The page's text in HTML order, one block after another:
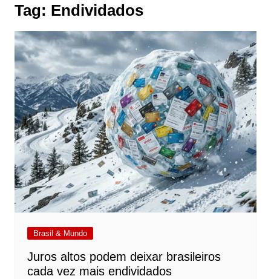
Tag: Endividados
Brasil & Mundo
Juros altos podem deixar brasileiros
cada vez mais endividados